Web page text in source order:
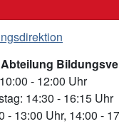
- 12:00 Uhr
14:30 - 16:15 Uhr
- 13:00 Uhr, 14:00 -